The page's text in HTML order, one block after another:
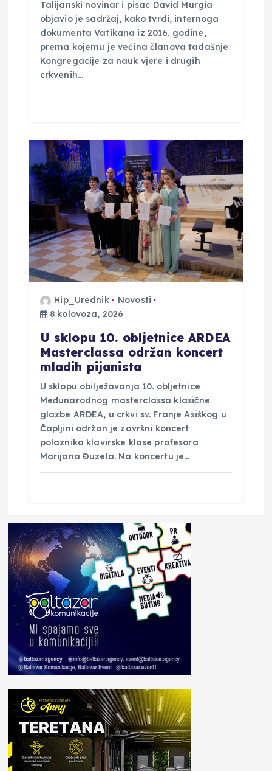
Talijanski novinar i pisac David Murgia
objavio je sadržaj, kako tvrdi, internoga
dokumenta Vatikana iz 2016. godine,
prema kojemu je većina članova tadašnje
Kongregacije za nauk vjere i drugih
crkvenih…
Hip_Urednik
Novosti
8 kolovoza, 2026
U sklopu 10. obljetnice ARDEA
Masterclassa održan koncert
mladih pijanista
U sklopu obilježavanja 10. obljetnice
Međunarodnog masterclassa klasične
glazbe ARDEA, u crkvi sv. Franje Asiškog u
Čapljini održan je završni koncert
polaznika klavirske klase profesora
Marijana Đuzela. Na koncertu je…